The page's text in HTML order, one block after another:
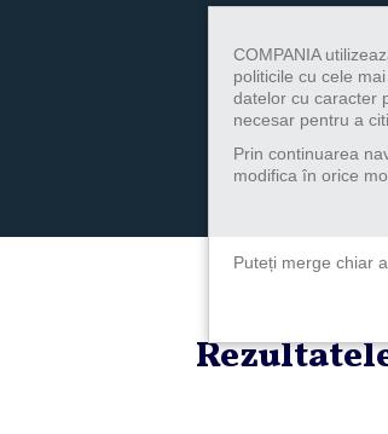
COMPANIA
politicile cu cele
datelor cu caracter
necesar pentru a
Prin continuarea
modifica în orice
Puteți merge chiar